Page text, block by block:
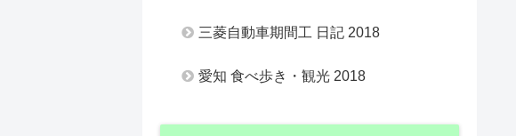
三菱自動車期間工 日記 2018
愛知 食べ歩き・観光 2018